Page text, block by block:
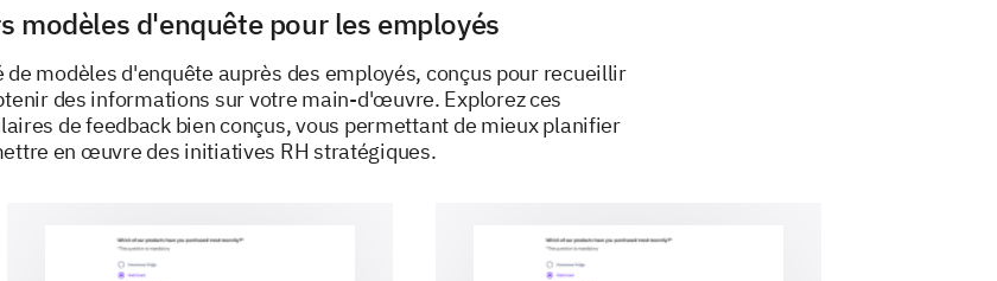
améliorer votre équilibre travail-vie ?
modèles d'enquête pour les employés
de modèles d'enquête auprès des employés, conçus pour recueillir
des informations sur votre main-d'œuvre. Explorez ces
de feedback bien conçus, vous permettant de mieux planifier
en œuvre des initiatives RH stratégiques.